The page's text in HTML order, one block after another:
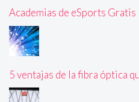
Academias de eSports Gratis
5 ventajas de la fibra óptica